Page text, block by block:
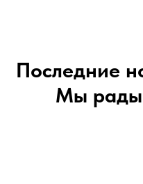
Последние
Мы рады